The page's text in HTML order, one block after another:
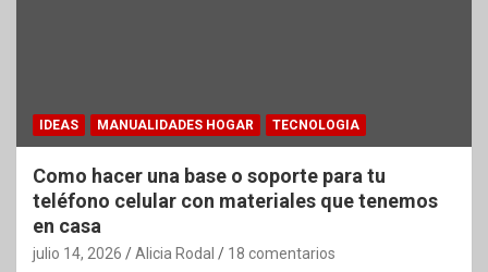
IDEAS MANUALIDADES HOGAR TECNOLOGIA
Como hacer una base o soporte para tu
teléfono celular con materiales que tenemos
en casa
julio 14, 2026 Alicia Rodal 18 comentarios